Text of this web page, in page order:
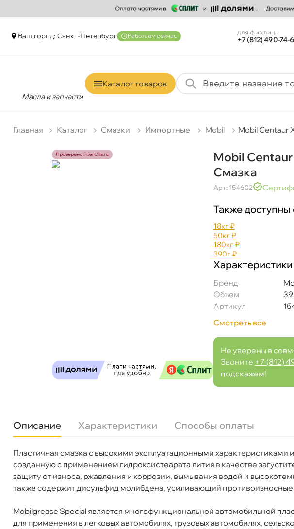
аш город: Санкт-Петербур Работаем сейчас для физ.лиц:
+7 (812) 490-74-
Масла и запчасти
Каталог товаро
Главная Катало Смазки Импортные Mobil Mobil Centaur
Проверено PiterOils.ru
Mobil
Смазка
Арт: 154602
Также
18к₽
50к₽
180к₽
390₽
Характеристики
Бренд
Объем
Артикул
Смотреть все
Не уверены в
Звоните +7 (812)
подскажем!
Описание Характеристики Способы оплаты
Пластичная смазка с высокими эксплуатационными характеристиками
созданную с применением гидроксистеарата лития в качестве
защиту от износа, ржавления и коррозии, вымывания водой и
также содержит дисульфид молибдена, усиливающий противоизносные
Mobilgrease Special является многофункциональной автомобильной
для применения в легковых автомобилях, грузовых автомобилях,
Бренд
Mobil
Объем
390
Артикул
154602
Завтра, 08.08 (при заказе
Самовывоз Сегодня
ул. Салова, д. 30
0 шт
Сегодня, бесплатно